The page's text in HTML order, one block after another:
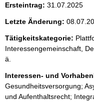
Ersteintrag: 31.07.2025
Letzte Änderung:
Tätigkeitskategorie:
Interessengemeinschaft,
ä.
Interessen- und
Gesundheitsversorgung;
und Aufenthaltsrecht;